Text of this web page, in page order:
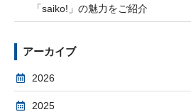
「saiko!」の魅力をご紹介
アーカイブ
2026
2025